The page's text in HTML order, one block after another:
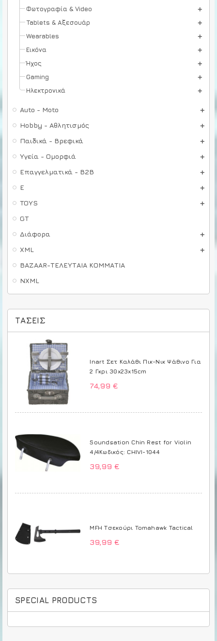
Φωτογραφία & Video
Tablets & Αξεσουάρ
Wearables
Εικόνα
Ήχος
Gaming
Ηλεκτρονικά
Auto - Moto
Hobby - Αθλητισμός
Παιδικά - Βρεφικά
Υγεία - Ομορφιά
Επαγγελματικά - B2B
E
TOYS
GT
Διάφορα
XML
BAZAAR-ΤΕΛΕΥΤΑΙΑ ΚΟΜΜΑΤΙΑ
NXML
ΤΆΣΕΙΣ
Inart Σετ Καλάθι Πικ-Νικ Ψάθινο Για
2 Γκρι 30x23x15cm
74,99 €
Soundsation Chin Rest for Violin
4/4Κωδικός: CHIVI-1044
39,99 €
MFH Τσεκούρι Tomahawk Tactical
39,99 €
SPECIAL PRODUCTS